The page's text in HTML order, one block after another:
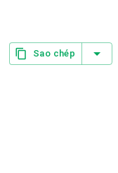
Sao chép